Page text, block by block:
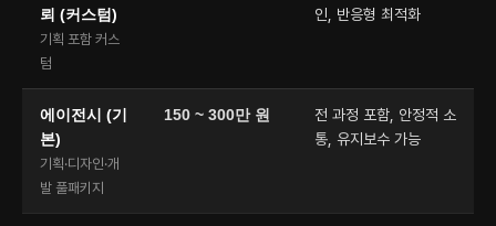
뢰 (커스텀)
기획 포함 커스
텀
인, 반응형 최적화
에이전시 (기
본)
기획·디자인·개
발 풀패키지
150 ~ 300만 원
전 과정 포함, 안정적 소
통, 유지보수 가능